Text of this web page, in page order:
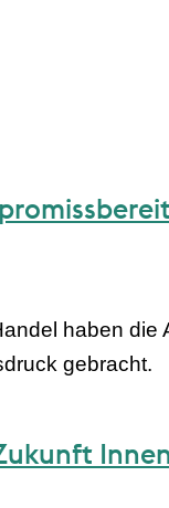
haben die
gebracht.